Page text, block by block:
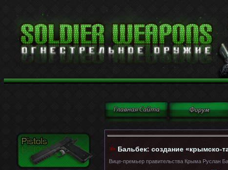
Бальбек: создание «крымско-
Вице-премьер правительства Крыма Руслан